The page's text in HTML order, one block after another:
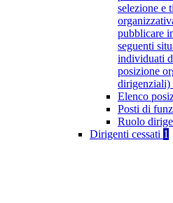
selezione e
pubblicare
seguenti
individuati
posizione
dirigenziali)
Elenco
Posti di
Ruolo
Dirigenti cessati 1